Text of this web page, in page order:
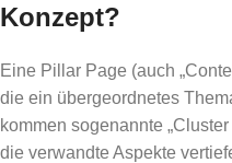
Konzept?
Eine Pillar Page (auch
die ein übergeordnetes
kommen sogenannte
die verwandte Aspekte